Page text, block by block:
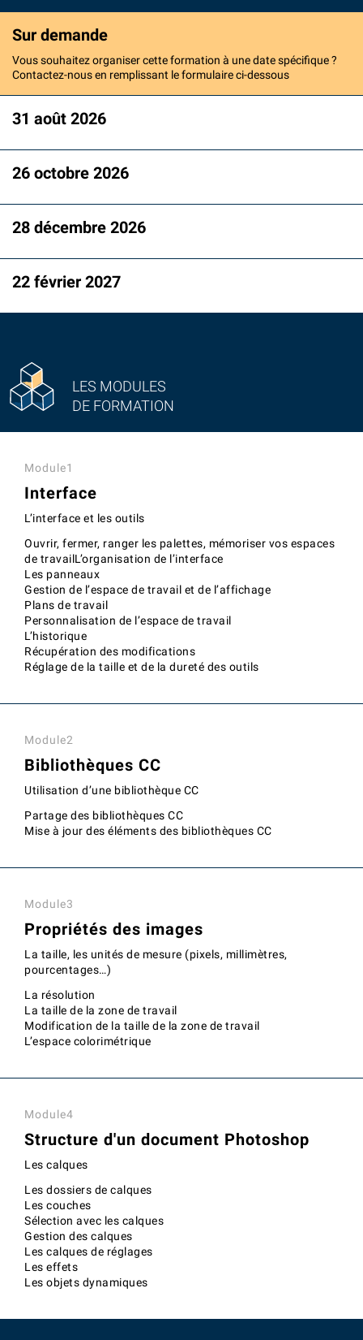
LES MODULES
DE FORMATION
Module1
Interface
L’interface et les outils
Ouvrir, fermer, ranger les palettes, mémoriser vos espaces
de travailL’organisation de l’interface
Les panneaux
Gestion de l’espace de travail et de l’affichage
Plans de travail
Personnalisation de l’espace de travail
L’historique
Récupération des modifications
Réglage de la taille et de la dureté des outils
Module2
Bibliothèques CC
Utilisation d’une bibliothèque CC
Partage des bibliothèques CC
Mise à jour des éléments des bibliothèques CC
Module3
Propriétés des images
La taille, les unités de mesure (pixels, millimètres,
pourcentages…)
La résolution
La taille de la zone de travail
Modification de la taille de la zone de travail
L’espace colorimétrique
Module4
Structure d'un document Photoshop
Les calques
Les dossiers de calques
Les couches
Sélection avec les calques
Gestion des calques
Les calques de réglages
Les effets
Les objets dynamiques
Sur demande
Vous souhaitez organiser cette formation à une date spécifique ?
Contactez-nous en remplissant le formulaire ci-dessous
31 août 2026
26 octobre 2026
28 décembre 2026
22 février 2027